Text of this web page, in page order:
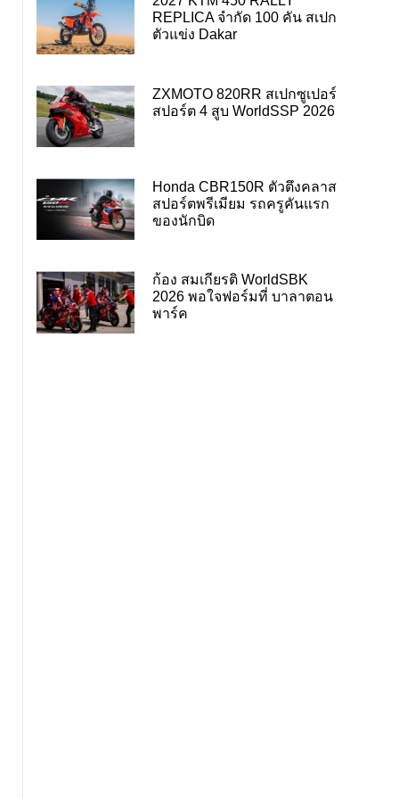
REPLICA จำกัด 100 คัน สเปก
ตัวแข่ง Dakar
ZXMOTO 820RR สเปกซูเปอร์
สปอร์ต 4 สูบ WorldSSP 2026
Honda CBR150R ตัวตึงคลาส
สปอร์ตพรีเมียม รถครูคันแรก
ของนักบิด
ก้อง สมเกียรติ WorldSBK
2026 พอใจฟอร์มที่ บาลาตอน
พาร์ค